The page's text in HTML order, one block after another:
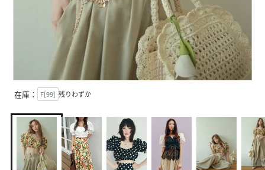
在庫： F[99] 残りわずか